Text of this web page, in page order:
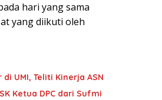
hari yang sama
yang diikuti oleh
UMI, Teliti Kinerja ASN
Ketua DPC dari Sufmi